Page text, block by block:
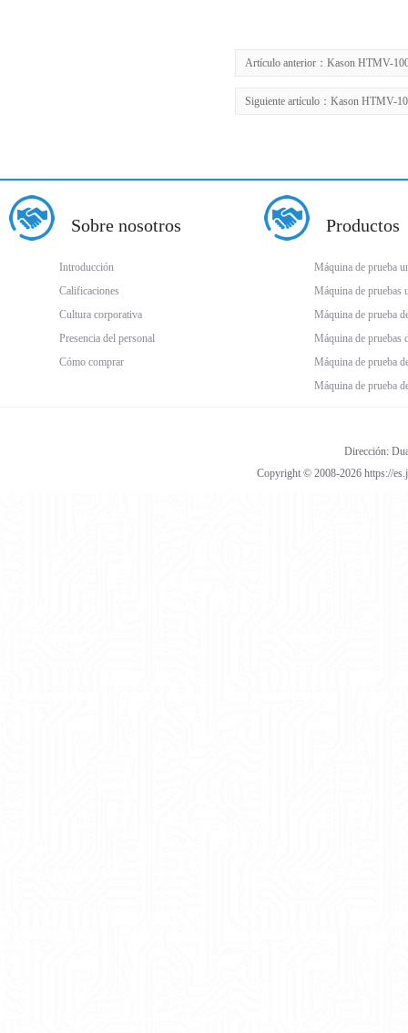
Artículo anterior： Kason HTMV-
Siguiente artículo： Kason HTMV-
Sobre nosotros
Introducción
Calificaciones
Cultura corporativa
Presencia del personal
Cómo comprar
Productos
Máquina de prueba
Máquina de pruebas
Máquina de prueba
Máquina de pruebas
Máquina de prueba
Máquina de prueba
Dirección:
Copyright © 2008-2026 https://